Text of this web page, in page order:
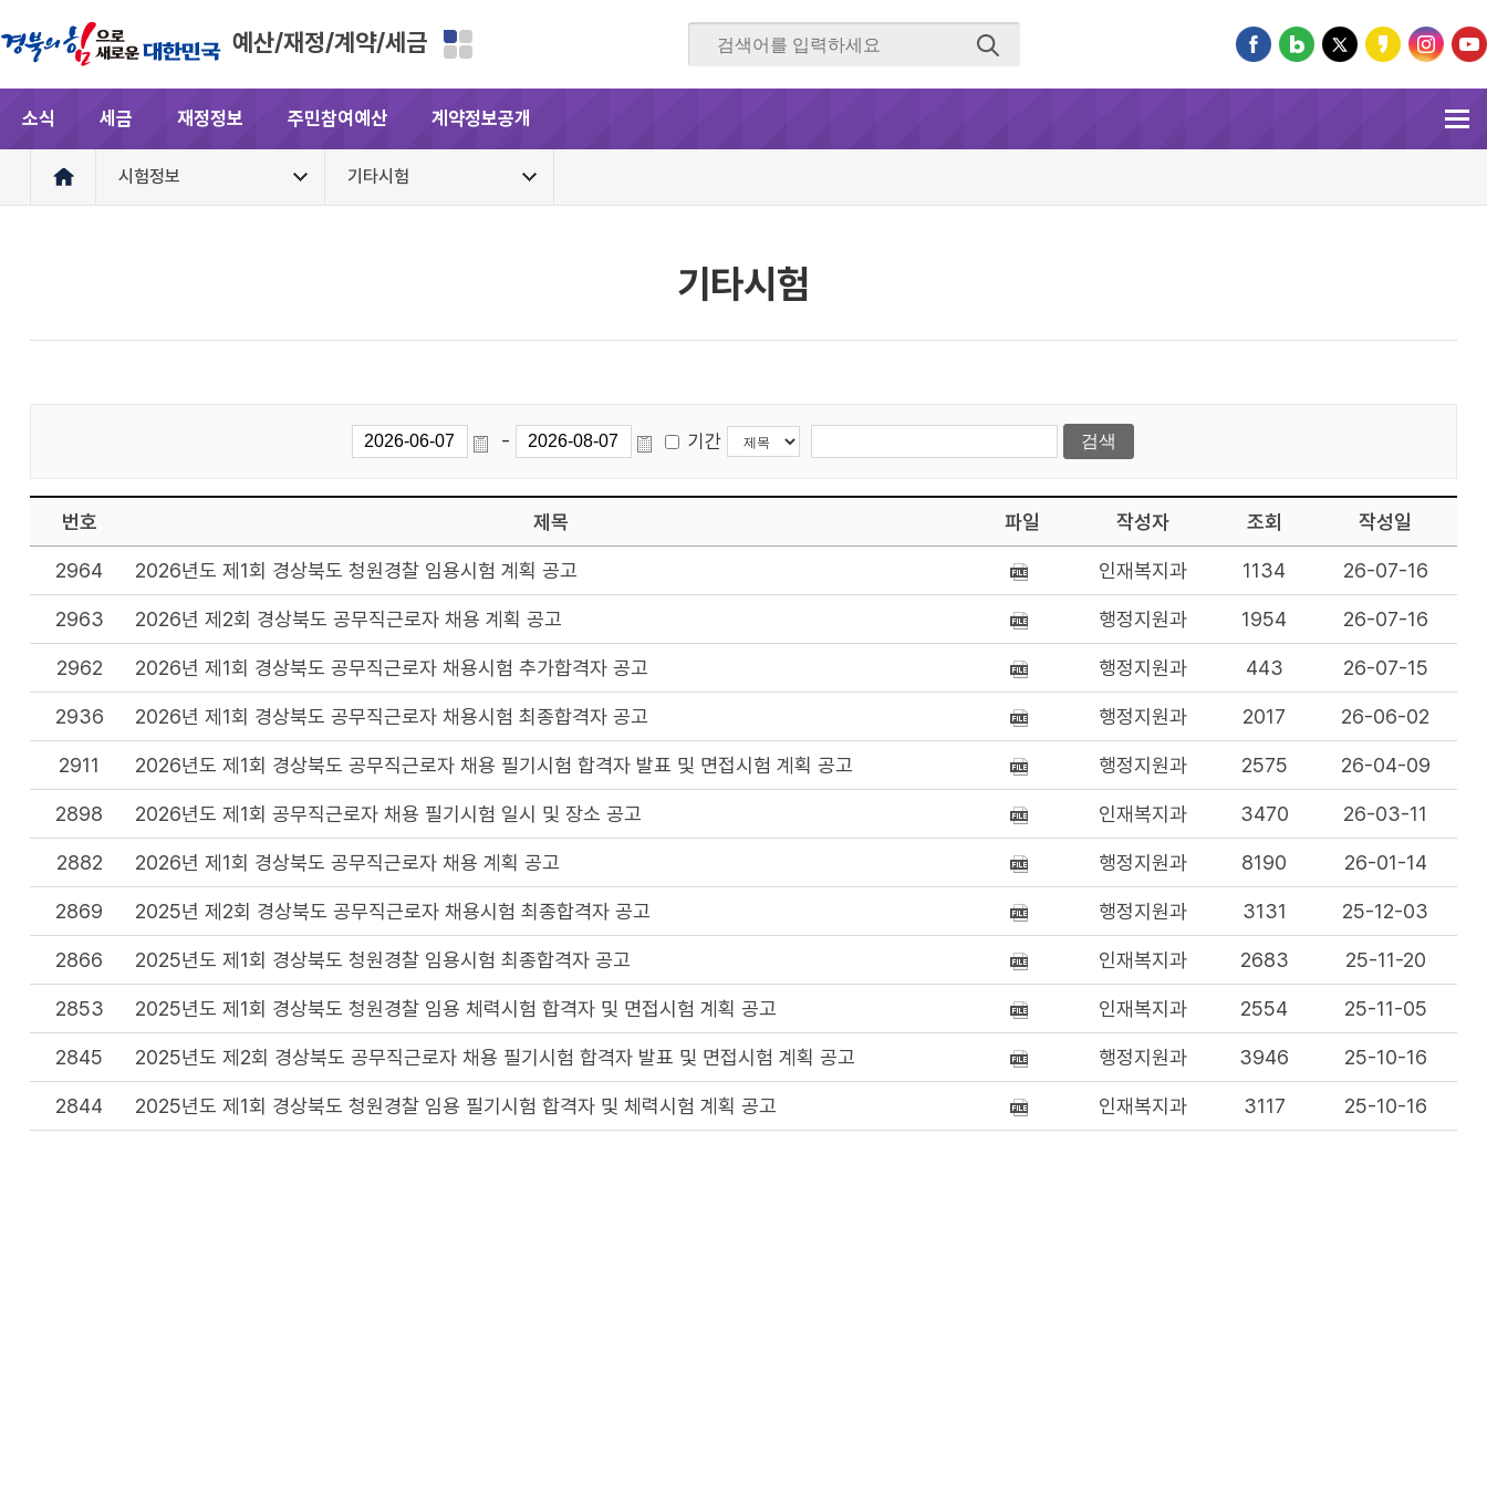
예산/재정/계약/세금
소식 세금 재정정보 주민참여예산 계약정보공개
시험정보 기타시험
기타시험
- 기간
번호 제목 파일 작성자 조회 작성일
2964 2026년도 제1회 경상북도 청원경찰 임용시험 계획 공고 인재복지과 1134 26-07-16
2963 2026년 제2회 경상북도 공무직근로자 채용 계획 공고 행정지원과 1954 26-07-16
2962 2026년 제1회 경상북도 공무직근로자 채용시험 추가합격자 공고 행정지원과 443 26-07-15
2936 2026년 제1회 경상북도 공무직근로자 채용시험 최종합격자 공고 행정지원과 2017 26-06-02
2911 2026년도 제1회 경상북도 공무직근로자 채용 필기시험 합격자 발표 및 면접시험 계획 공고 행정지원과 2575 26-04-09
2898 2026년도 제1회 공무직근로자 채용 필기시험 일시 및 장소 공고 인재복지과 3470 26-03-11
2882 2026년 제1회 경상북도 공무직근로자 채용 계획 공고 행정지원과 8190 26-01-14
2869 2025년 제2회 경상북도 공무직근로자 채용시험 최종합격자 공고 행정지원과 3131 25-12-03
2866 2025년도 제1회 경상북도 청원경찰 임용시험 최종합격자 공고 인재복지과 2683 25-11-20
2853 2025년도 제1회 경상북도 청원경찰 임용 체력시험 합격자 및 면접시험 계획 공고 인재복지과 2554 25-11-05
2845 2025년도 제2회 경상북도 공무직근로자 채용 필기시험 합격자 발표 및 면접시험 계획 공고 행정지원과 3946 25-10-16
2844 2025년도 제1회 경상북도 청원경찰 임용 필기시험 합격자 및 체력시험 계획 공고 인재복지과 3117 25-10-16